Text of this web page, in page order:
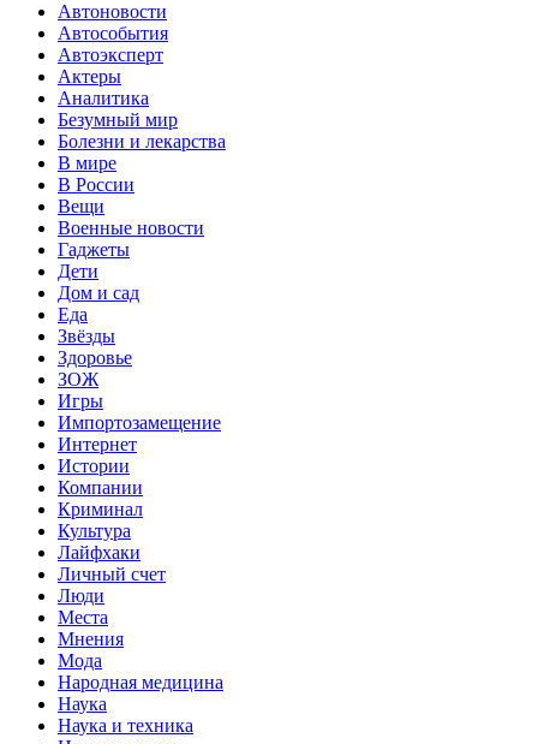
Автоновости
Автособытия
Автоэксперт
Актеры
Аналитика
Безумный мир
Болезни и лекарства
В мире
В России
Вещи
Военные новости
Гаджеты
Дети
Дом и сад
Еда
Звёзды
Здоровье
ЗОЖ
Игры
Импортозамещение
Интернет
Истории
Компании
Криминал
Культура
Лайфхаки
Личный счет
Люди
Места
Мнения
Мода
Народная медицина
Наука
Наука и техника